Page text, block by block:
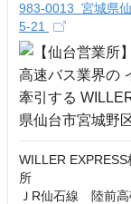
983-0013 宮城県
5-21
WILLER
所
ＪR仙石線　陸前